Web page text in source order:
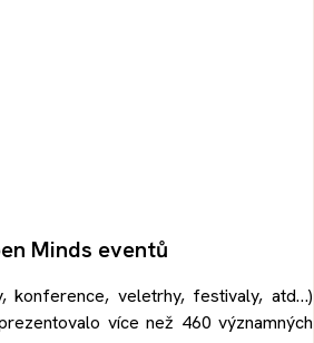
Minds eventů
konference, veletrhy, festivaly, atd…)
více než 460 významných